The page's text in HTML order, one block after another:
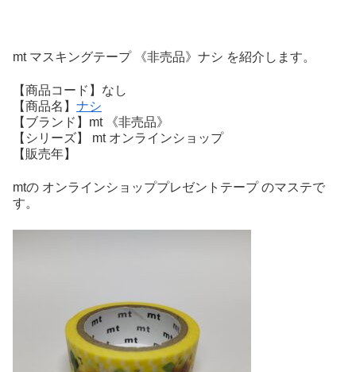
mt マスキングテープ 《非売品》ナシ を紹介します。
【商品コード】なし
【商品名】 ナシ
【ブランド】mt 《非売品》
【シリーズ】 mt オンラインショップ
【販売年】
mtの オンラインショッププレゼントテープ のマステで
す。